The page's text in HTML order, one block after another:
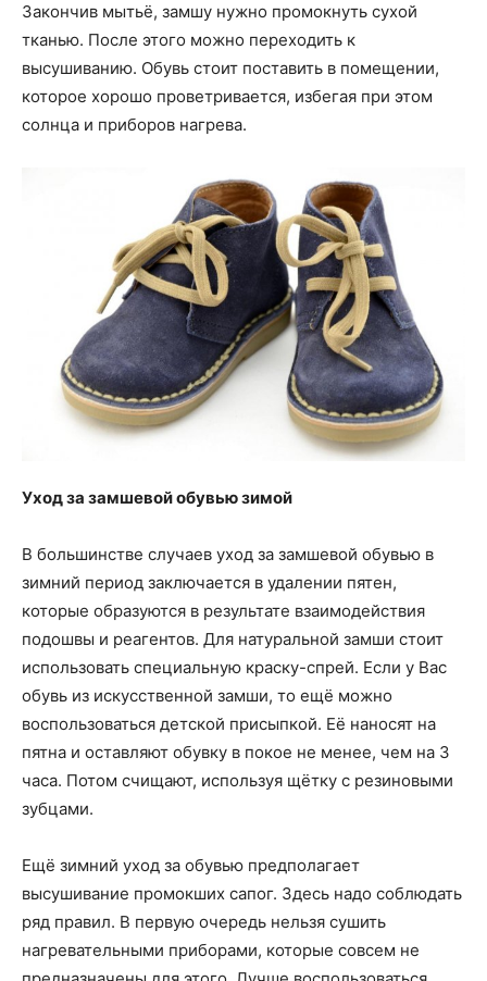
Закончив мытьё, замшу нужно промокнуть сухой
тканью. После этого можно переходить к
высушиванию. Обувь стоит поставить в помещении,
которое хорошо проветривается, избегая при этом
солнца и приборов нагрева.
Уход за замшевой обувью зимой
В большинстве случаев уход за замшевой обувью в
зимний период заключается в удалении пятен,
которые образуются в результате взаимодействия
подошвы и реагентов. Для натуральной замши стоит
использовать специальную краску-спрей. Если у Вас
обувь из искусственной замши, то ещё можно
воспользоваться детской присыпкой. Её наносят на
пятна и оставляют обувку в покое не менее, чем на 3
часа. Потом счищают, используя щётку с резиновыми
зубцами.
Ещё зимний уход за обувью предполагает
высушивание промокших сапог. Здесь надо соблюдать
ряд правил. В первую очередь нельзя сушить
нагревательными приборами, которые совсем не